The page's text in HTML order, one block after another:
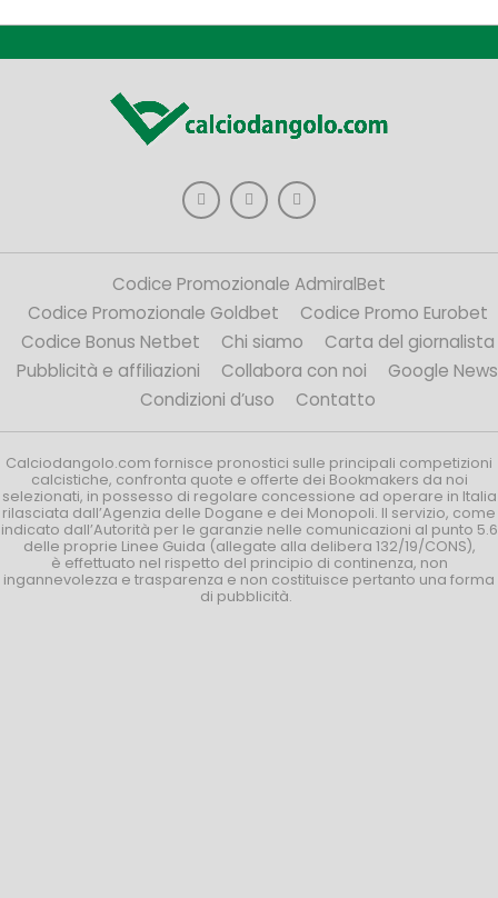
Codice Promozionale AdmiralBet
Codice Promozionale Goldbet
Codice Promo Eurobet
Codice Bonus Netbet
Chi siamo
Carta del giornalista
Pubblicità e affiliazioni
Collabora con noi
Google News
Condizioni d’uso
Contatto
Calciodangolo.com fornisce pronostici sulle principali competizioni
calcistiche, confronta quote e offerte dei Bookmakers da noi
selezionati, in possesso di regolare concessione ad operare in Italia
rilasciata dall’Agenzia delle Dogane e dei Monopoli. Il servizio, come
indicato dall’Autorità per le garanzie nelle comunicazioni al punto 5.6
delle proprie Linee Guida (allegate alla delibera 132/19/CONS),
è effettuato nel rispetto del principio di continenza, non
ingannevolezza e trasparenza e non costituisce pertanto una forma
di pubblicità.